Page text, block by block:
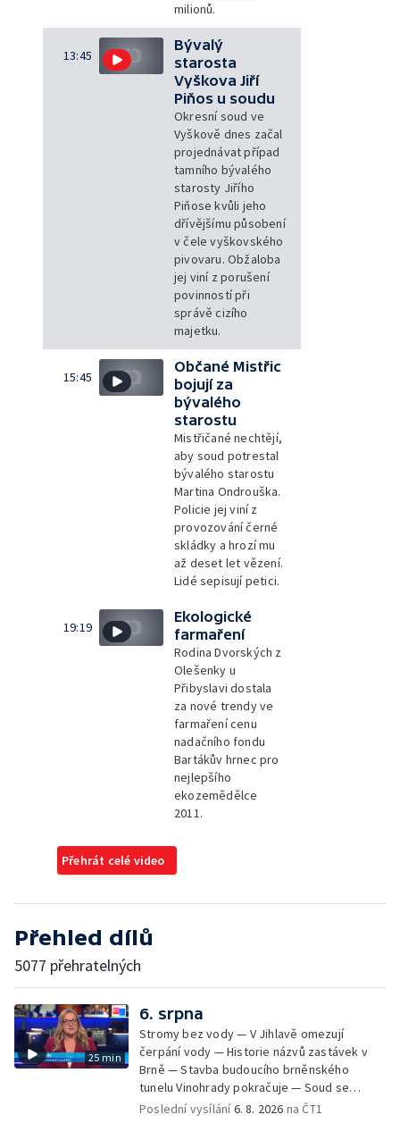
milionů.
13:45
Bývalý
starosta
Vyškova Jiří
Piňos u soudu
Okresní soud ve
Vyškově dnes začal
projednávat případ
tamního bývalého
starosty Jiřího
Piňose kvůli jeho
dřívějšímu působení
v čele vyškovského
pivovaru. Obžaloba
jej viní z porušení
povinností při
správě cizího
majetku.
15:45
Občané Mistřic
bojují za
bývalého
starostu
Mistřičané nechtějí,
aby soud potrestal
bývalého starostu
Martina Ondrouška.
Policie jej viní z
provozování černé
skládky a hrozí mu
až deset let vězení.
Lidé sepisují petici.
19:19
Ekologické
farmaření
Rodina Dvorských z
Olešenky u
Přibyslavi dostala
za nové trendy ve
farmaření cenu
nadačního fondu
Bartákův hrnec pro
nejlepšího
ekozemědělce
2011.
Přehrát celé video
Přehled dílů
5077 přehratelných
25 min
6. srpna
Stromy bez vody — V Jihlavě omezují
čerpání vody — Historie názvů zastávek v
Brně — Stavba budoucího brněnského
tunelu Vinohrady pokračuje — Soud se
žhářem zlínského baru — Odložení bourání
Poslední vysílání6. 8. 2026 na ČT1